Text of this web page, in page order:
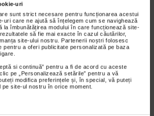
uri
sunt strict necesare pentru funcționarea acestui
uri care ne ajută să înțelegem cum se navighează
la îmbunătățirea modului în care funcționează site-
să fie mai exacte în cazul căutărilor,
site-ului nostru. Partenerii noștri folosesc
pentru a oferi publicitate personalizată pe baza
si continuă” pentru a fi de acord cu aceste
pe „Personalizează setările” pentru a vă
modifica preferințele și, în special, vă puteți
pe site-ul nostru în orice moment.
25-a
(ordine alfabetica)